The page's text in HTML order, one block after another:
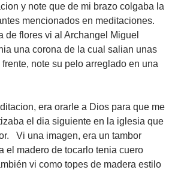
y note que de mi brazo colgaba la
mencionados en meditaciones.
de flores vi al Archangel Miguel
una corona de la cual salian unas
note su pelo arreglado en una
era orarle a Dios para que me
el dia siguiente en la iglesia que
Vi una imagen, era un tambor
el madero de tocarlo tenia cuero
vi como topes de madera estilo